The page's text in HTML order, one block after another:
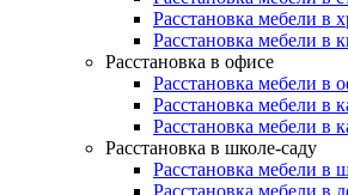
Расстановка мебели в
Расстановка мебели в
Расстановка в офисе
Расстановка мебели в
Расстановка мебели в
Расстановка мебели в
Расстановка в школе-саду
Расстановка мебели в
Расстановка мебели в